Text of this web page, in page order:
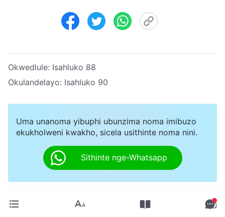
Okwedlule: Isahluko 88
Okulandelayo: Isahluko 90
Uma unanoma yibuphi ubunzima noma imibuzo
ekukholweni kwakho, sicela usithinte noma nini.
Sithinte nge-Whatsapp